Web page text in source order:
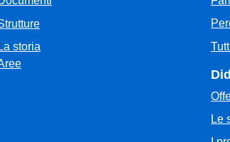
La storia
Le